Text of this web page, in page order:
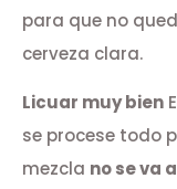
para que no
cerveza clara.
Licuar muy bien
se procese todo
mezcla no se va